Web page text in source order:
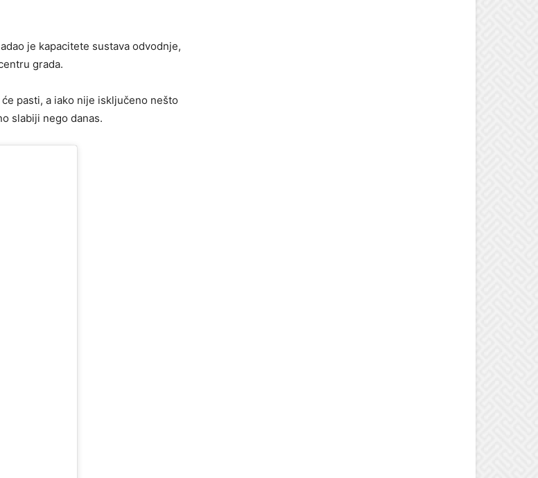
je kapacitete sustava odvodnje,
grada.
pasti, a iako nije isključeno nešto
slabiji nego danas.